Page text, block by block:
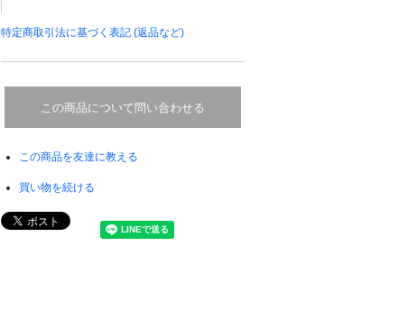
特定商取引法に基づく表記 (返品など)
この商品について問い合わせる
この商品を友達に教える
買い物を続ける